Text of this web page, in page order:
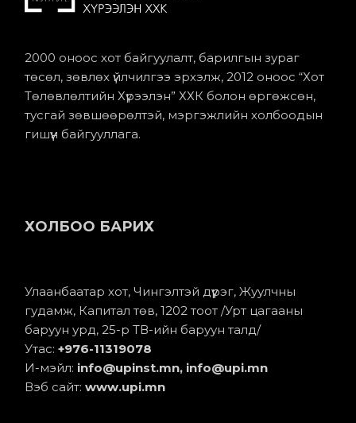
2000 оноос хот байгуулалт, барилгын зураг
төсөл, зөвлөх үйлчилгээ эрхэлж, 2012 оноос “Хот
Төлөвлөлтийн Хүрээлэн” ХХК болон өргөжсөн,
тусгай зөвшөөрөлтэй, мэргэжлийн холбоодын
гишүүн байгууллага.
ХОЛБОО БАРИХ
Улаанбаатар хот, Чингэлтэй дүүрэг, Жуулчны
гудамж, Капитал төв, 1202 тоот /Урт цагааны
баруун урд, 25-р ТВ-ийн баруун талд/
Утас:+976-11319078
И-мэйл: info@upinst.mn, info@upi.mn
Вэб сайт:www.upi.mn